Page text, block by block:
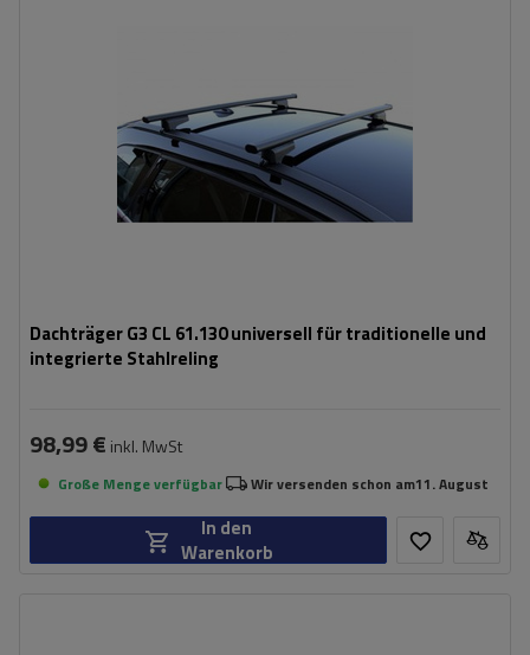
Dachträger G3 CL 61.130 universell für traditionelle und
integrierte Stahlreling
98,99 € inkl. MwSt
Große Menge verfügbar Wir versenden schon am11. August
In den
Warenkorb